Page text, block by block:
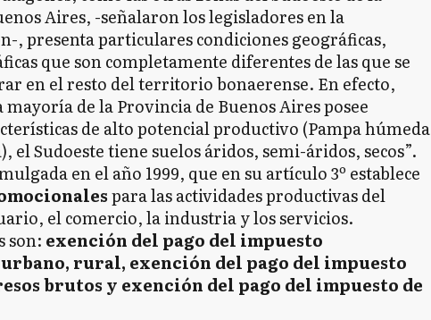
Aires, -señalaron los legisladores en la
, presenta particulares condiciones geográficas,
que son completamente diferentes de las que se
en el resto del territorio bonaerense. En efecto,
de la Provincia de Buenos Aires posee
de alto potencial productivo (Pampa húmeda
el Sudoeste tiene suelos áridos, semi-áridos, secos”.
en el año 1999, que en su artículo 3º establece
para las actividades productivas del
el comercio, la industria y los servicios.
son: exención del pago del impuesto
rural, exención del pago del impuesto
brutos y exención del pago del impuesto de